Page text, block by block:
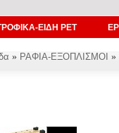
ΕΙΔΗ PET
» ΡΑΦΙΑ-ΕΞΟΠΛΙΣΜΟΙ »